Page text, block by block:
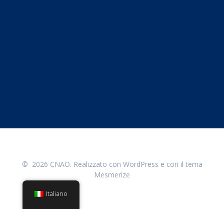
© 2026 CNAO. Realizzato con WordPress e con il tema
Mesmerize
Italiano